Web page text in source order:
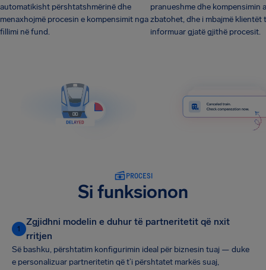
automatikisht përshtatshmërinë dhe
menaxhojmë procesin e kompensimit nga
fillimi në fund.
pranueshme dhe kompensimin
zbatohet, dhe i mbajmë klientët
informuar gjatë gjithë procesit.
PROCESI
Si funksionon
1
Zgjidhni modelin e duhur të partneritetit që nxit
rritjen
Së bashku, përshtatim konfigurimin ideal për biznesin tuaj — duke
e personalizuar partneritetin që t’i përshtatet markës suaj,